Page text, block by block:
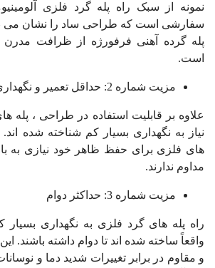
نمونه از سبک راه پله گرد فلزی
سفارشی است که طراحی ساد را نشان می
پله گرده آهنی فرفورژه از ظرافت مدرن و
است.
مزیت شماره 2: حداقل تعمیر و نگهداری
علاوه بر قابلیت استفاده در طراحی ، پله
نیاز به نگهداری بسیار کم شناخته شده
های فلزی برای حفظ ظاهر خود نیازی به
مداوم ندارند.
مزیت شماره 3: حداکثر دوام
راه پله های گرد فلزی به نگهداری بسیار
واقعاً ساخته شده اند تا دوام داشته باشند.
و مقاوم در برابر تغییرات شدید دما و